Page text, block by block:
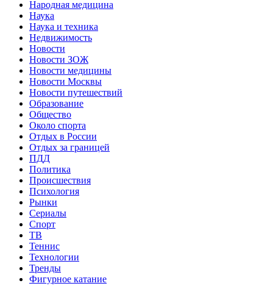
Народная медицина
Наука
Наука и техника
Недвижимость
Новости
Новости ЗОЖ
Новости медицины
Новости Москвы
Новости путешествий
Образование
Общество
Около спорта
Отдых в России
Отдых за границей
ПДД
Политика
Происшествия
Психология
Рынки
Сериалы
Спорт
ТВ
Теннис
Технологии
Тренды
Фигурное катание